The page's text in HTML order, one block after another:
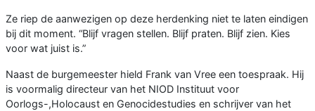
Ze riep de aanwezigen op deze herdenking niet te laten eindigen
bij dit moment. “Blijf vragen stellen. Blijf praten. Blijf zien. Kies
voor wat juist is.”
Naast de burgemeester hield Frank van Vree een toespraak. Hij
is voormalig directeur van het NIOD Instituut voor
Oorlogs-,Holocaust en Genocidestudies en schrijver van het